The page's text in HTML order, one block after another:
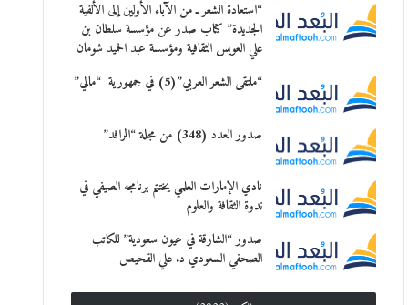
“استعادة الشعر ـ من الآباء الأولين إلى الألفية
الجديدة” كتاب صدر عن مؤسسة سلطان بن
علي العويس الثقافية ومؤسسة عبد الحميد شومان
“ملتقى الشعر العربي”(5) في جمهورية “مالي”
صدور العدد (348) من مجلة “الرافد”
نادي الإمارات العلمي يختتم برنامجه الصيفي في
ندوة الثقافة والعلوم
صدور “الشارقة في عيون سعودية” للكاتب
الصحفي السعودي د. علي القحيص